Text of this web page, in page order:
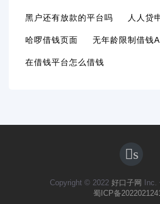
黑户还有放款的平台吗 人人贷
哈啰借钱页面 无年龄限制借钱
在借钱平台怎么借钱
s
Copyright © 2022 好口子网
Inc.
蜀ICP备